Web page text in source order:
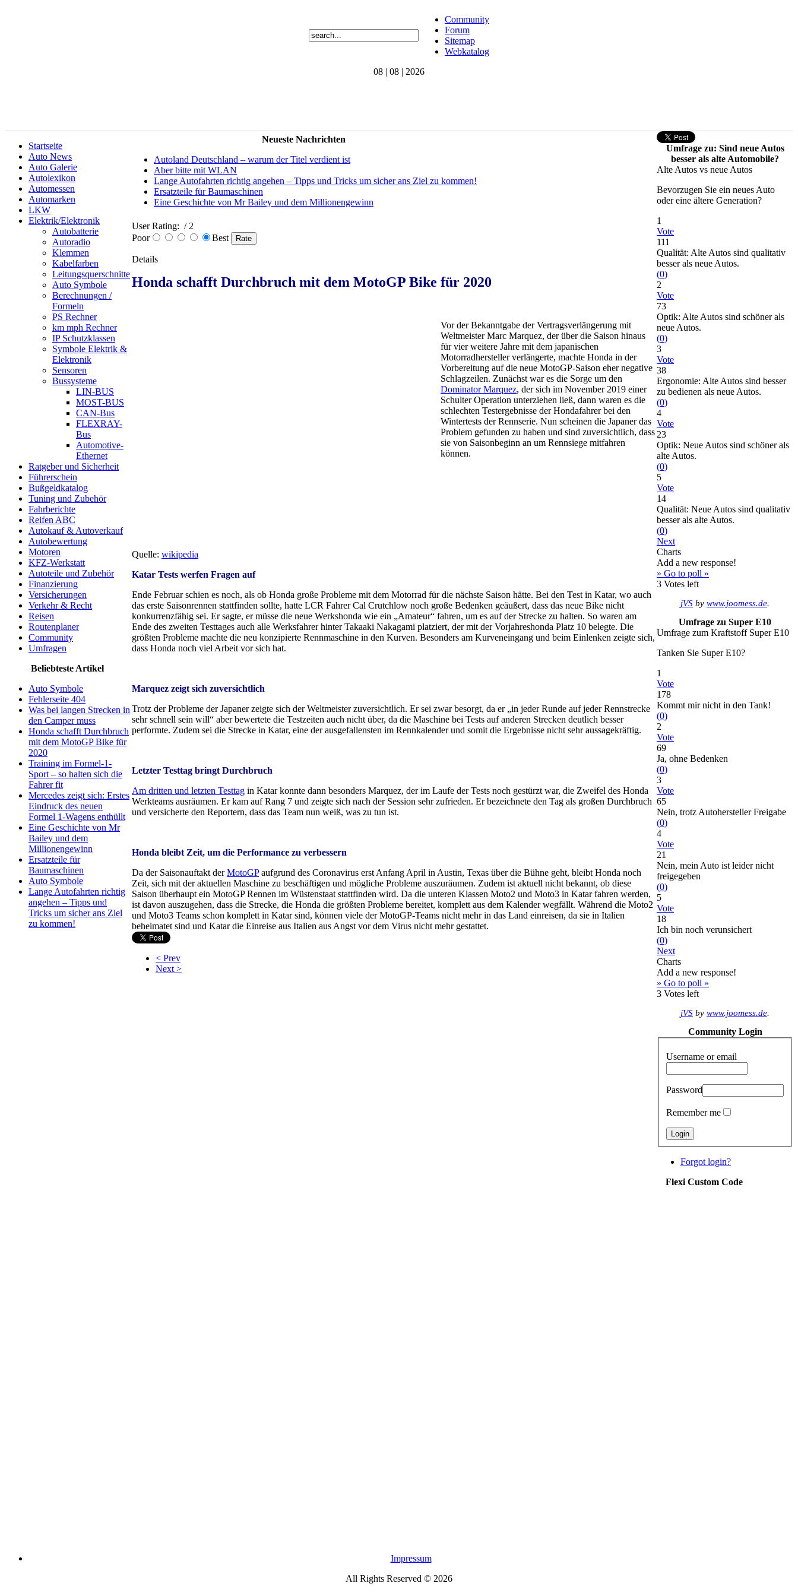
Community
Forum
Sitemap
Webkatalog
08 | 08 | 2026
Startseite
Auto News
Auto Galerie
Autolexikon
Automessen
Automarken
LKW
Elektrik/Elektronik
Autobatterie
Autoradio
Klemmen
Kabelfarben
Leitungsquerschnitte
Auto Symbole
Berechnungen /
Formeln
PS Rechner
km mph Rechner
IP Schutzklassen
Symbole Elektrik &
Elektronik
Sensoren
Bussysteme
LIN-BUS
MOST-BUS
CAN-Bus
FLEXRAY-
Bus
Automotive-
Ethernet
Ratgeber und Sicherheit
Führerschein
Bußgeldkatalog
Tuning und Zubehör
Fahrberichte
Reifen ABC
Autokauf & Autoverkauf
Autobewertung
Motoren
KFZ-Werkstatt
Autoteile und Zubehör
Finanzierung
Versicherungen
Verkehr & Recht
Reisen
Routenplaner
Community
Umfragen
Beliebteste Artikel
Auto Symbole
Fehlerseite 404
Was bei langen Strecken in
den Camper muss
Honda schafft Durchbruch
mit dem MotoGP Bike für
2020
Training im Formel-1-
Sport – so halten sich die
Fahrer fit
Mercedes zeigt sich: Erstes
Eindruck des neuen
Formel 1-Wagens enthüllt
Eine Geschichte von Mr
Bailey und dem
Millionengewinn
Ersatzteile für
Baumaschinen
Auto Symbole
Lange Autofahrten richtig
angehen – Tipps und
Tricks um sicher ans Ziel
zu kommen!
Neueste Nachrichten
Autoland Deutschland – warum der Titel verdient ist
Aber bitte mit WLAN
Lange Autofahrten richtig angehen – Tipps und Tricks um sicher ans Ziel zu kommen!
Ersatzteile für Baumaschinen
Eine Geschichte von Mr Bailey und dem Millionengewinn
User Rating: / 2
Poor
Best
Details
Honda schafft Durchbruch mit dem MotoGP Bike für 2020
Vor der Bekanntgabe der Vertragsverlängerung mit
Weltmeister Marc Marquez, der über die Saison hinaus
für vier weitere Jahre mit dem japanischen
Motorradhersteller verlängerte, machte Honda in der
Vorbereitung auf die neue MotoGP-Saison eher negative
Schlagzeilen. Zunächst war es die Sorge um den
Dominator Marquez, der sich im November 2019 einer
Schulter Operation unterziehen ließ, dann waren es die
schlechten Testergebnisse der Hondafahrer bei den
Wintertests der Rennserie. Nun scheinen die Japaner das
Problem gefunden zu haben und sind zuversichtlich, dass
sie von Saisonbeginn an um Rennsiege mitfahren
können.
Quelle: wikipedia
Katar Tests werfen Fragen auf
Ende Februar schien es noch, als ob Honda große Probleme mit dem Motorrad für die nächste Saison hätte. Bei den Test in Katar, wo auch
das erste Saisonrennen stattfinden sollte, hatte LCR Fahrer Cal Crutchlow noch große Bedenken geäußert, dass das neue Bike nicht
konkurrenzfähig sei. Er sagte, er müsse die neue Werkshonda wie ein „Amateur“ fahren, um es auf der Strecke zu halten. So waren am
Ende des zweiten Testtages auch alle Werksfahrer hinter Takaaki Nakagami platziert, der mit der Vorjahreshonda Platz 10 belegte. Die
größten Probleme machte die neu konzipierte Rennmaschine in den Kurven. Besonders am Kurveneingang und beim Einlenken zeigte sich,
dass Honda noch viel Arbeit vor sich hat.
Marquez zeigt sich zuversichtlich
Trotz der Probleme der Japaner zeigte sich der Weltmeister zuversichtlich. Er sei zwar besorgt, da er „in jeder Runde auf jeder Rennstrecke
sehr schnell sein will“ aber bewertete die Testzeiten auch nicht über, da die Maschine bei Tests auf anderen Strecken deutlich besser
performte. Zudem sei die Strecke in Katar, eine der ausgefallensten im Rennkalender und somit die Ergebnisse nicht sehr aussagekräftig.
Letzter Testtag bringt Durchbruch
Am dritten und letzten Testtag in Katar konnte dann besonders Marquez, der im Laufe der Tests noch gestürzt war, die Zweifel des Honda
Werkteams ausräumen. Er kam auf Rang 7 und zeigte sich nach der Session sehr zufrieden. Er bezeichnete den Tag als großen Durchbruch
und versicherte den Reportern, dass das Team nun weiß, was zu tun ist.
Honda bleibt Zeit, um die Performance zu verbessern
Da der Saisonauftakt derMotoGPaufgrund des Coronavirus erst Anfang April in Austin, Texas über die Bühne geht, bleibt Honda noch
Zeit, sich mit der aktuellen Maschine zu beschäftigen und mögliche Probleme auszuräumen. Zudem ist aktuell nicht bekannt, ob diese
Saison überhaupt ein MotoGP Rennen im Wüstenstaat stattfinden wird. Da die unteren Klassen Moto2 und Moto3 in Katar fahren werden,
ist davon auszugehen, dass die Strecke, die Honda die größten Probleme bereitet, komplett aus dem Kalender wegfällt. Während die Moto2
und Moto3 Teams schon komplett in Katar sind, können viele der MotoGP-Teams nicht mehr in das Land einreisen, da sie in Italien
beheimatet sind und Katar die Einreise aus Italien aus Angst vor dem Virus nicht mehr gestattet.
< Prev
Next >
Umfrage zu: Sind neue Autos
besser als alte Automobile?
Alte Autos vs neue Autos
Bevorzugen Sie ein neues Auto
oder eine ältere Generation?
1
Vote
111
Qualität: Alte Autos sind qualitativ
besser als neue Autos.
(0)
2
Vote
73
Optik: Alte Autos sind schöner als
neue Autos.
(0)
3
Vote
38
Ergonomie: Alte Autos sind besser
zu bedienen als neue Autos.
(0)
4
Vote
23
Optik: Neue Autos sind schöner als
alte Autos.
(0)
5
Vote
14
Qualität: Neue Autos sind qualitativ
besser als alte Autos.
(0)
Next
Charts
Add a new response!
» Go to poll »
3 Votes left
jVS by www.joomess.de.
Umfrage zu Super E10
Umfrage zum Kraftstoff Super E10
Tanken Sie Super E10?
1
Vote
178
Kommt mir nicht in den Tank!
(0)
2
Vote
69
Ja, ohne Bedenken
(0)
3
Vote
65
Nein, trotz Autohersteller Freigabe
(0)
4
Vote
21
Nein, mein Auto ist leider nicht
freigegeben
(0)
5
Vote
18
Ich bin noch verunsichert
(0)
Next
Charts
Add a new response!
» Go to poll »
3 Votes left
jVS by www.joomess.de.
Community Login
Username or email
Password
Remember me
Forgot login?
Flexi Custom Code
Impressum
All Rights Reserved © 2026